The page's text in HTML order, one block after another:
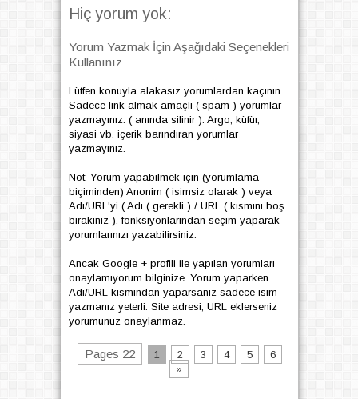
Hiç yorum yok:
Yorum Yazmak İçin Aşağıdaki Seçenekleri
Kullanınız
Lütfen konuyla alakasız yorumlardan kaçının.
Sadece link almak amaçlı ( spam ) yorumlar
yazmayınız. ( anında silinir ). Argo, küfür,
siyasi vb. içerik barındıran yorumlar
yazmayınız.
Not: Yorum yapabilmek için (yorumlama
biçiminden) Anonim ( isimsiz olarak ) veya
Adı/URL'yi ( Adı ( gerekli ) / URL ( kısmını boş
bırakınız ), fonksiyonlarından seçim yaparak
yorumlarınızı yazabilirsiniz.
Ancak Google + profili ile yapılan yorumları
onaylamıyorum bilginize. Yorum yaparken
Adı/URL kısmından yaparsanız sadece isim
yazmanız yeterli. Site adresi, URL eklerseniz
yorumunuz onaylanmaz.
Pages 22 1 2 3 4 5
6
»